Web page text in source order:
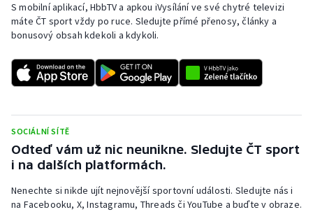
Rychlobruslení
Short track
Sportovní střelba
Stolní tenis
Triatlon
S mobilní aplikací, HbbTV a apkou iVysílání ve své chytré televizi
máte ČT sport vždy po ruce. Sledujte přímé přenosy, články a
bonusový obsah kdekoli a kdykoli.
SOCIÁLNÍ SÍTĚ
Odteď vám už nic neunikne. Sledujte ČT sport
i na dalších platformách.
Nenechte si nikde ujít nejnovější sportovní události. Sledujte nás i
na Facebooku, X, Instagramu, Threads či YouTube a buďte v obraze.